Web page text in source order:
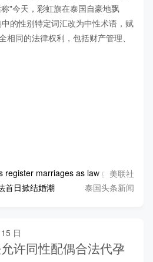
"今天，彩虹旗在泰国自豪地飘
的性别特定词汇改为中性术语，赋
相同的法律权利，包括财产管理、
register marriages as law gives them
美联社
首日掀结婚潮 泰国头条新闻
日
许同性配偶合法代孕